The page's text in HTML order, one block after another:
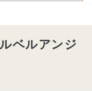
ベルアンジ